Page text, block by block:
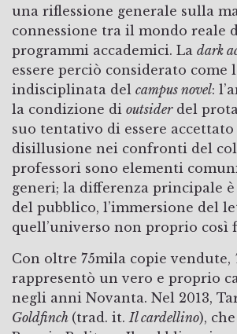
una riflessione generale sulla
connessione tra il mondo reale
programmi accademici. La dark
essere perciò considerato come
indisciplinata del campus novel:
la condizione di outsiderdel
suo tentativo di essere accettato
disillusione nei confronti del
professori sono elementi
generi; la differenza principale
del pubblico, l’immersione del
quell’universo non proprio così
Con oltre 75mila copie vendute,
rappresentò un vero e proprio
negli anni Novanta. Nel 2013,
Goldfinch (trad. it. Il cardellino),